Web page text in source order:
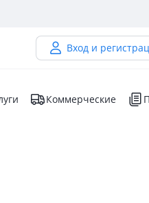
Вход и
Коммерческие